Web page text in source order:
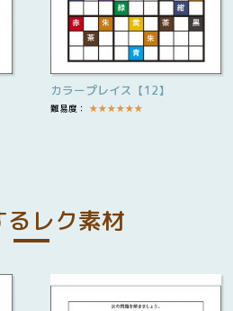
カラープレイス【12】
難易度： ★★★★★★
るレク素材